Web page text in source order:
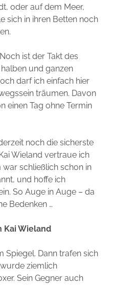
oder auf dem Meer,
sich in ihren Betten noch
ist der Takt des
und ganzen
darf ich einfach hier
träumen. Davon
einen Tag ohne Termin
noch die sicherste
Wieland vertraue ich
schließlich schon in
und hoffe ich
So Auge in Auge – da
Bedenken …
Kai Wieland
Spiegel. Dann trafen sich
ziemlich
Sein Gegner auch